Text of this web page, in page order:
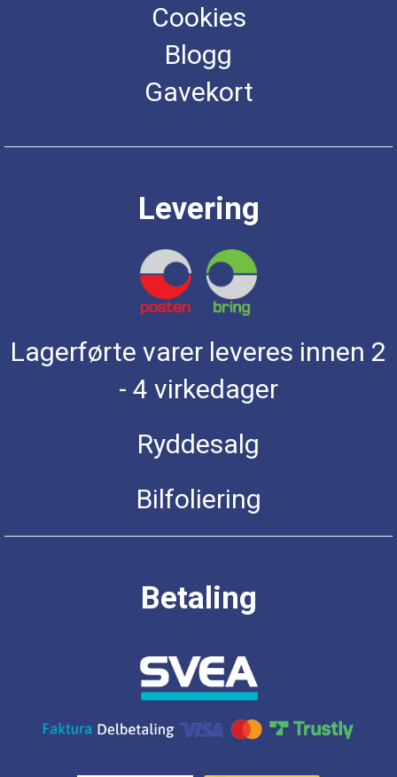
Cookies
Blogg
Gavekort
Levering
Lagerførte varer leveres innen 2
- 4 virkedager
Ryddesalg
Bilfoliering
Betaling